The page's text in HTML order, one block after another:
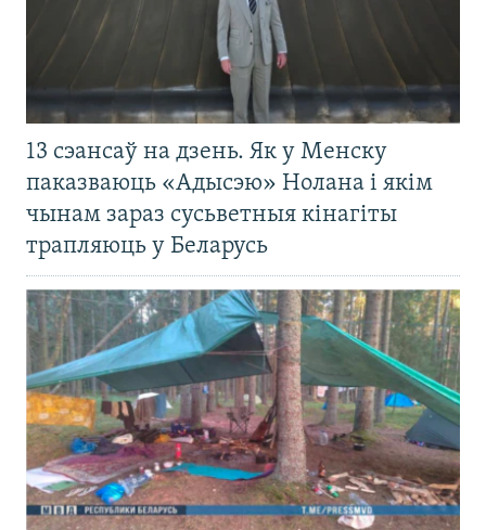
13 сэансаў на дзень. Як у Менску
паказваюць «Адысэю» Нолана і якім
чынам зараз сусьветныя кінагіты
трапляюць у Беларусь